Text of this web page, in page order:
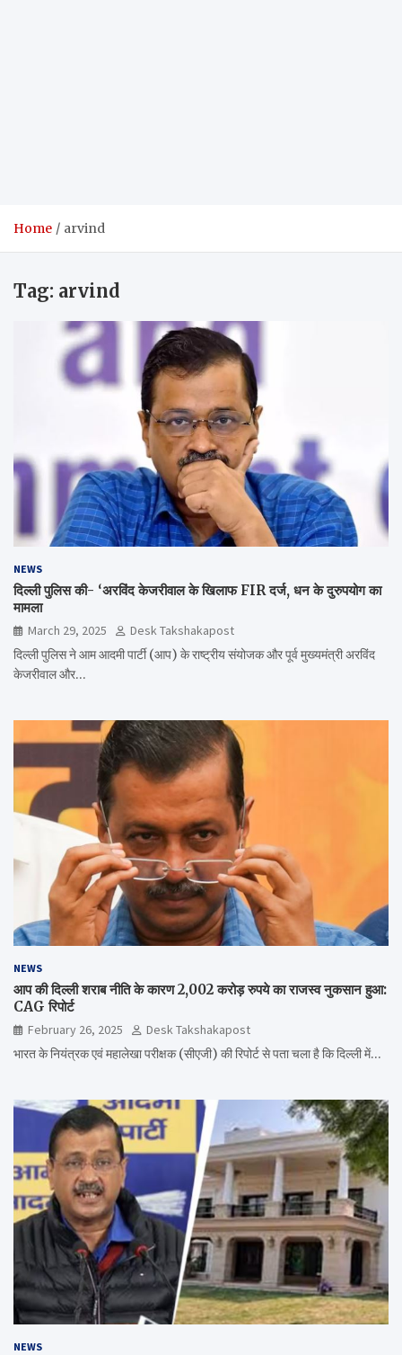
Home arvind
Tag: arvind
NEWS
दिल्ली पुलिस की- ‘अरविंद केजरीवाल के खिलाफ FIR दर्ज, धन के दुरुपयोग का
मामला
March 29, 2025
Desk Takshakapost
दिल्ली पुलिस ने आम आदमी पार्टी (आप) के राष्ट्रीय संयोजक और पूर्व मुख्यमंत्री अरविंद
केजरीवाल और…
NEWS
आप की दिल्ली शराब नीति के कारण 2,002 करोड़ रुपये का राजस्व नुकसान हुआ:
CAG रिपोर्ट
February 26, 2025
Desk Takshakapost
भारत के नियंत्रक एवं महालेखा परीक्षक (सीएजी) की रिपोर्ट से पता चला है कि दिल्ली में…
NEWS